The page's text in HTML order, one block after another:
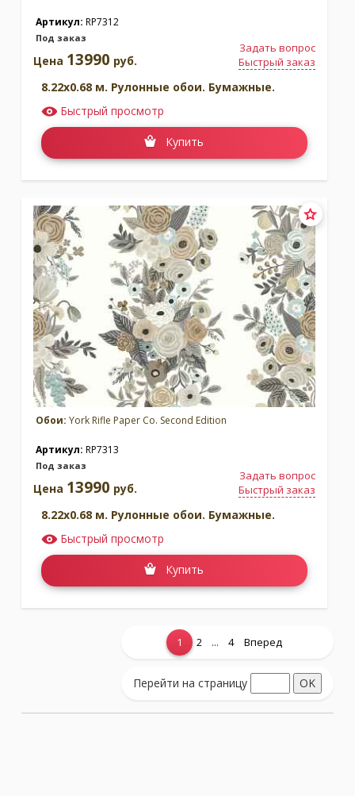
Артикул: RP7312
Под заказ
Задать вопрос
Быстрый заказ
Цена 13990 руб.
8.22x0.68 м. Рулонные обои. Бумажные.
Быстрый просмотр
Купить
Обои: York Rifle Paper Co. Second Edition
Артикул: RP7313
Под заказ
Задать вопрос
Быстрый заказ
Цена 13990 руб.
8.22x0.68 м. Рулонные обои. Бумажные.
Быстрый просмотр
Купить
Показать еще...
1 2 ... 4 Вперед
Перейти на страницу